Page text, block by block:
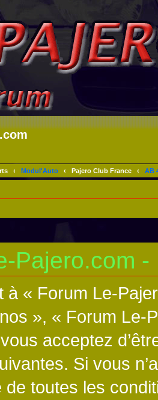
‹ Modul'Auto ‹ Pajero Club France ‹ AB
Pajero.com
à « Forum Le-
», « Forum Le-
acceptez
Si vous
de toutes les